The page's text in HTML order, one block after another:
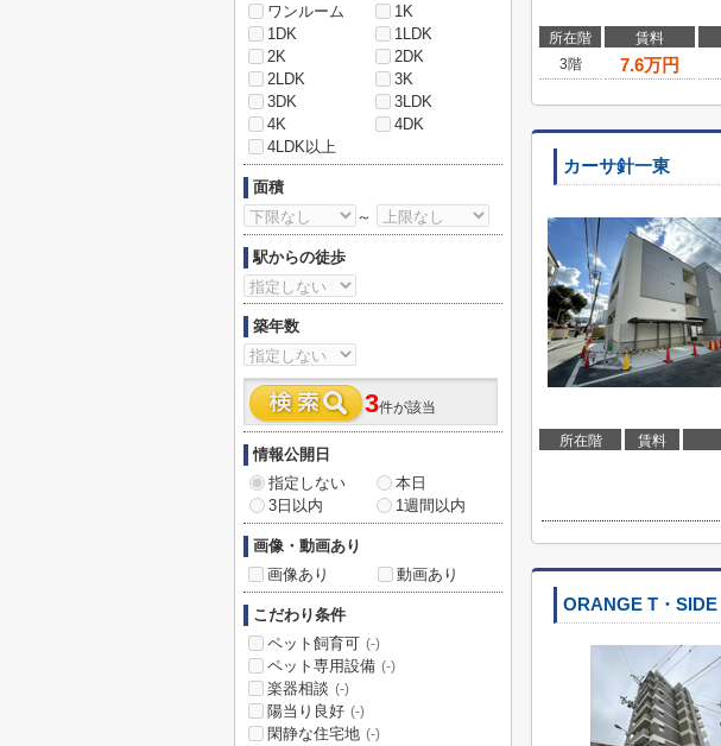
所在階 賃料
3階
7.6万円
カーサ針一東
所在階 賃料
ORANGE T・SIDE
ワンルーム
1K
1DK
1LDK
2K
2DK
2LDK
3K
3DK
3LDK
4K
4DK
4LDK以上
面積
～
駅からの徒歩
築年数
3件が該当
情報公開日
指定しない
本日
3日以内
1週間以内
画像・動画あり
画像あり
動画あり
こだわり条件
ペット飼育可 (-)
ペット専用設備 (-)
楽器相談 (-)
陽当り良好 (-)
閑静な住宅地 (-)